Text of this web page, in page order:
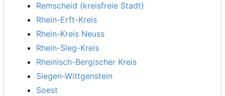
Remscheid (kreisfreie Stadt)
Rhein-Erft-Kreis
Rhein-Kreis Neuss
Rhein-Sieg-Kreis
Rheinisch-Bergischer Kreis
Siegen-Wittgenstein
Soest